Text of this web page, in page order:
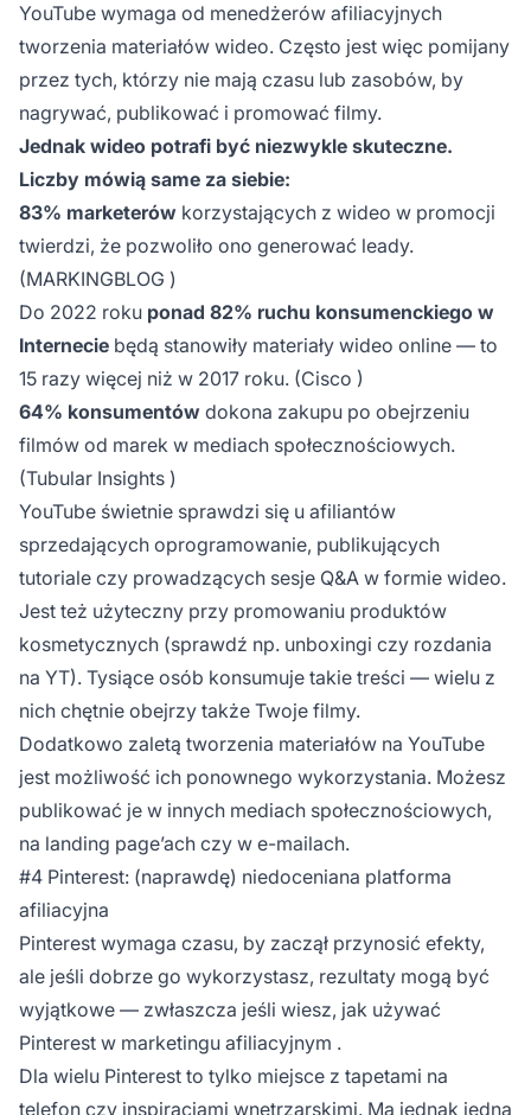
YouTube wymaga od menedżerów afiliacyjnych
tworzenia materiałów wideo. Często jest więc pomijany
przez tych, którzy nie mają czasu lub zasobów, by
nagrywać, publikować i promować filmy.
Jednak wideo potrafi być niezwykle skuteczne.
Liczby mówią same za siebie:
83% marketerów korzystających z wideo w promocji
twierdzi, że pozwoliło ono generować leady.
(MARKINGBLOG )
Do 2022 roku ponad 82% ruchu konsumenckiego w
Internecie będą stanowiły materiały wideo online — to
15 razy więcej niż w 2017 roku. (Cisco )
64% konsumentów dokona zakupu po obejrzeniu
filmów od marek w mediach społecznościowych.
(Tubular Insights )
YouTube świetnie sprawdzi się u afiliantów
sprzedających oprogramowanie, publikujących
tutoriale czy prowadzących sesje Q&A w formie wideo.
Jest też użyteczny przy promowaniu produktów
kosmetycznych (sprawdź np. unboxingi czy rozdania
na YT). Tysiące osób konsumuje takie treści — wielu z
nich chętnie obejrzy także Twoje filmy.
Dodatkowo zaletą tworzenia materiałów na YouTube
jest możliwość ich ponownego wykorzystania. Możesz
publikować je w innych mediach społecznościowych,
na landing page’ach czy w e-mailach.
#4 Pinterest: (naprawdę) niedoceniana platforma
afiliacyjna
Pinterest wymaga czasu, by zaczął przynosić efekty,
ale jeśli dobrze go wykorzystasz, rezultaty mogą być
wyjątkowe — zwłaszcza jeśli wiesz, jak używać
Pinterest w marketingu afiliacyjnym .
Dla wielu Pinterest to tylko miejsce z tapetami na
telefon czy inspiracjami wnętrzarskimi. Ma jednak jedną